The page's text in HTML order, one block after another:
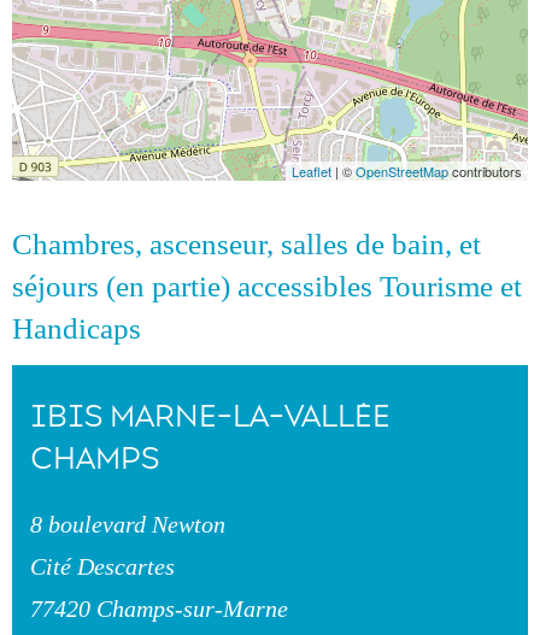
Leaflet | ©OpenStreetMapcontributors
Chambres, ascenseur, salles de bain, et
séjours (en partie) accessibles Tourisme et
Handicaps
IBIS MARNE-LA-VALLÉE
CHAMPS
8 boulevard Newton
Cité Descartes
77420 Champs-sur-Marne